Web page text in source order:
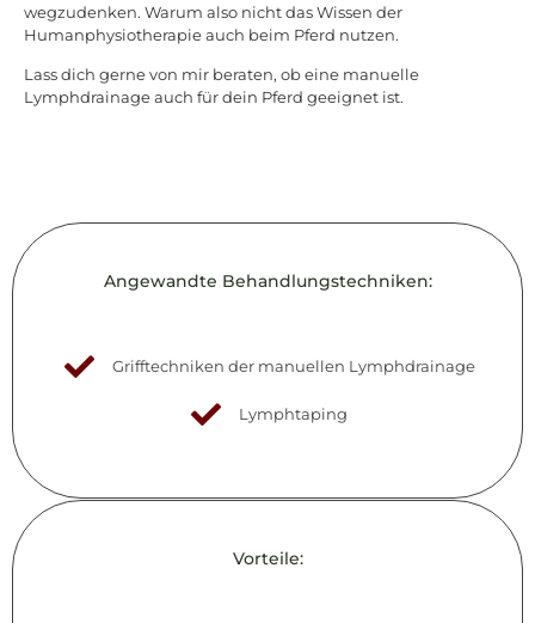
wegzudenken. Warum also nicht das Wissen der
Humanphysiotherapie auch beim Pferd nutzen.
Lass dich gerne von mir beraten, ob eine manuelle
Lymphdrainage auch für dein Pferd geeignet ist.
Angewandte Behandlungstechniken:
Grifftechniken der manuellen Lymphdrainage
Lymphtaping
Vorteile: